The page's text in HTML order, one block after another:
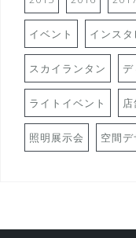
イベント インス
スカイランタン デ
ライトイベント
照明展示会 空間